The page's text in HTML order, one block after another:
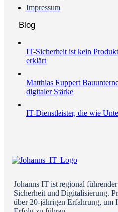
Impressum
Blog
IT-Sicherheit ist kein
erklärt
Matthias Ruppert
digitaler Stärke
IT-Dienstleister, die wie
Johanns IT ist regional
Sicherheit und Digitalisierung.
über 20-jährigen Erfahrung, um